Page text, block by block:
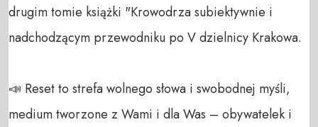
drugim tomie książki "Krowodrza subiektywnie i
nadchodzącym przewodniku po V dzielnicy Krakowa.
📣 Reset to strefa wolnego słowa i swobodnej myśli,
medium tworzone z Wami i dla Was – obywatelek i